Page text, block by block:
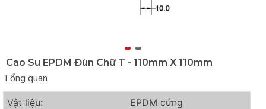
Cao Su EPDM Đùn Chữ T - 110mm X 110mm
Tổng quan
Vật liệu:
EPDM cứng